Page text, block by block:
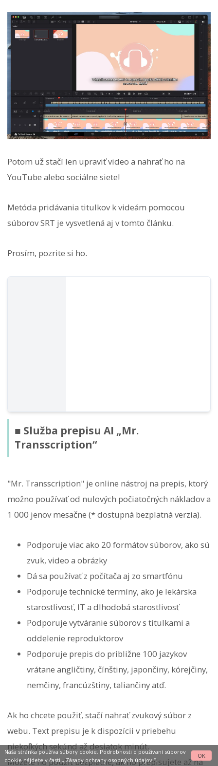
Potom už stačí len upraviť video a nahrať ho na
YouTube alebo sociálne siete!
Metóda pridávania titulkov k videám pomocou
súborov SRT je vysvetlená aj v tomto článku.
Prosím, pozrite si ho.
■ Služba prepisu AI „Mr.
Transscription“
"Mr. Transscription" je online nástroj na prepis, ktorý
možno používať od nulových počiatočných nákladov a
1 000 jenov mesačne (* dostupná bezplatná verzia).
Podporuje viac ako 20 formátov súborov, ako sú
zvuk, video a obrázky
Dá sa používať z počítača aj zo smartfónu
Podporuje technické termíny, ako je lekárska
starostlivosť, IT a dlhodobá starostlivosť
Podporuje vytváranie súborov s titulkami a
oddelenie reproduktorov
Podporuje prepis do približne 100 jazykov
vrátane angličtiny, čínštiny, japončiny, kórejčiny,
nemčiny, francúzštiny, taliančiny atď.
Ak ho chcete použiť, stačí nahrať zvukový súbor z
webu. Text prepisu je k dispozícii v priebehu
niekoľkých sekúnd až desiatok minút.
Môžete ho použiť bezplatne, ak ho prepisujete až na
Naša stránka používa súbory cookie. Podrobnosti o používaní súborov
cookie nájdete v časti „Zásady ochrany osobných údajov“.
OK